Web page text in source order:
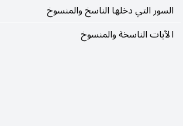
السور التي دخلها الناسخ والمنسوخ
الآيات الناسخة والمنسوخ